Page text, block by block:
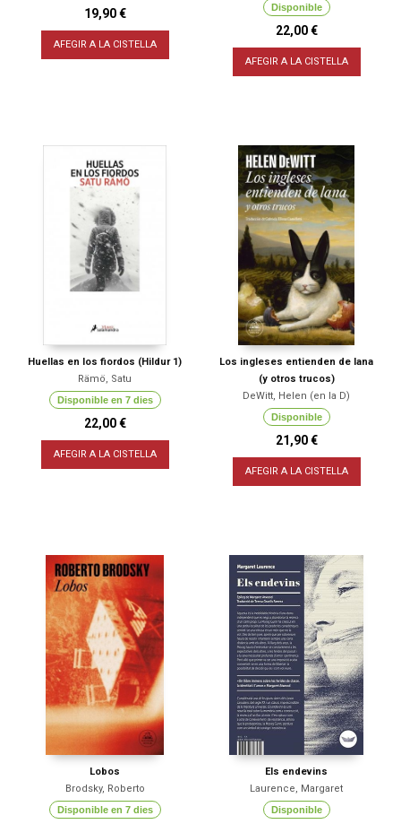
19,90 €
AFEGIR A LA CISTELLA
Disponible
22,00 €
AFEGIR A LA CISTELLA
Huellas en los fiordos (Hildur 1)
Rämö, Satu
Disponible en 7 dies
22,00 €
AFEGIR A LA CISTELLA
Los ingleses entienden de lana
(y otros trucos)
DeWitt, Helen (en la D)
Disponible
21,90 €
AFEGIR A LA CISTELLA
Lobos
Brodsky, Roberto
Disponible en 7 dies
Els endevins
Laurence, Margaret
Disponible